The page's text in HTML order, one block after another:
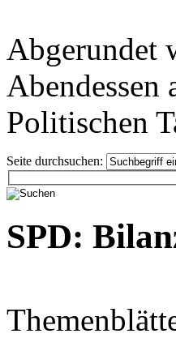
Abgerundet
Politischen
Seite durchsuchen:
SPD: